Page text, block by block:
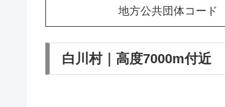
地方公共団体コード
白川村｜高度7000m付近